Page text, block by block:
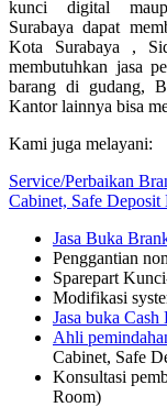
kunci digital
Surabaya dapat
Kota Surabaya ,
membutuhkan jasa
barang di gudang,
Kantor lainnya bisa
Kami juga melayani:
Service/Perbaikan
Cabinet, Safe
Jasa Buka
Penggantian
Sparepart
Modifikasi
Jasa buka Cash
Ahli
Cabinet, Safe
Konsultasi
Room)